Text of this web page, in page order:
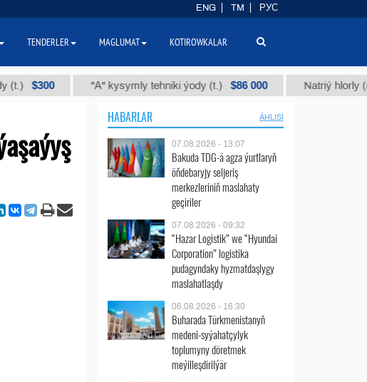
"А" kysymly tehniki ýody (t.) $86 000 Natriý hlorly (nahar
HABARLAR ÄHLISI
07.08.2026 - 13:07
Bakuda TDG-ä agza ýurtlaryň
öňdebaryjy seljeriş
merkezleriniň maslahaty
geçiriler
07.08.2026 - 09:32
“Hazar Logistik” we “Hyundai
Corporation” logistika
pudagyndaky hyzmatdaşlygy
maslahatlaşdy
06.08.2026 - 16:30
Buharada Türkmenistanyň
medeni-syýahatçylyk
toplumyny döretmek
meýilleşdirilýär
ENG TM РУС
TENDERLER MAGLUMAT KOTIROWKALAR